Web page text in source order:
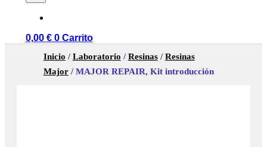
0,00 € 0 Carrito
Inicio /Laboratorio /Resinas/Resinas
Major/ MAJOR REPAIR, Kit introducción